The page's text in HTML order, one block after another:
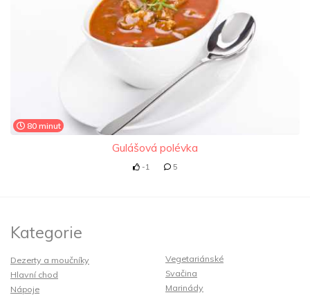
80 minut
Gulášová polévka
-1 5
Kategorie
Dezerty a moučníky
Hlavní chod
Nápoje
Vegetariánské
Svačina
Marinády